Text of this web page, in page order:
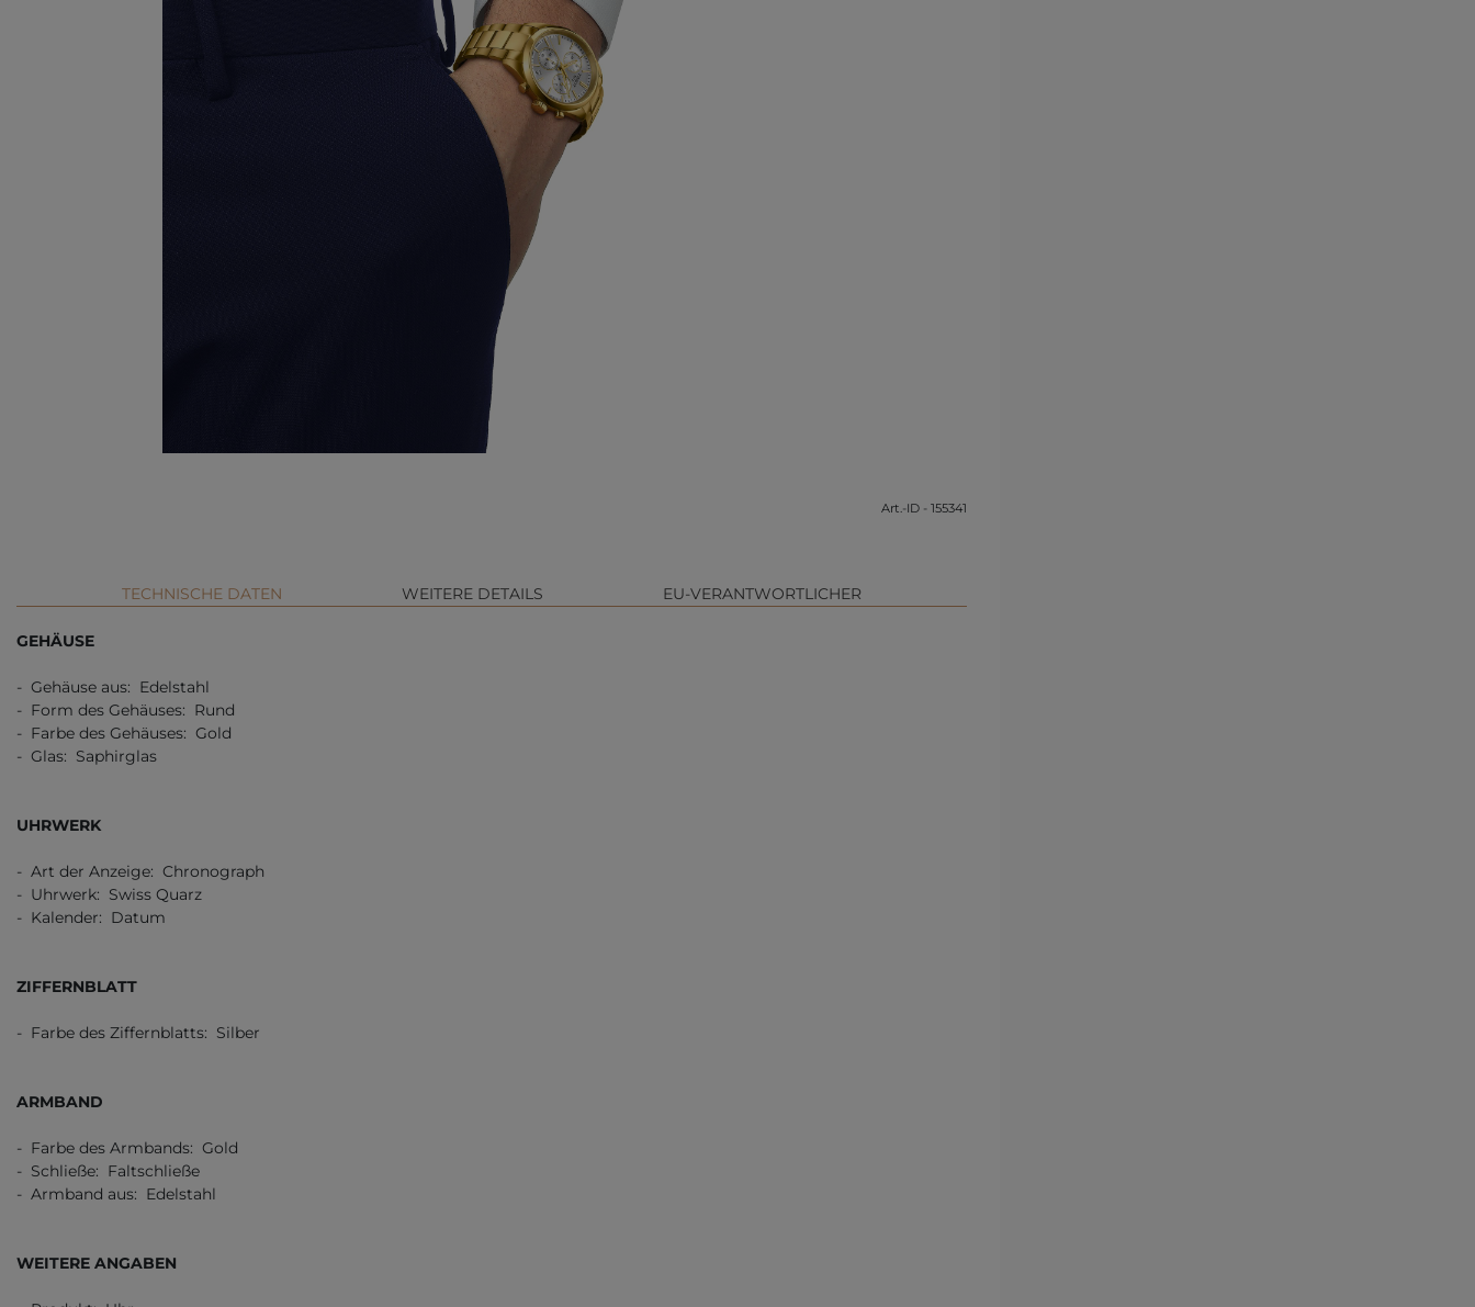
Art.-ID - 155341
TECHNISCHE DATEN WEITERE DETAILS EU-VERANTWORTLICHER
GEHÄUSE
- Gehäuse aus: Edelstahl
- Form des Gehäuses: Rund
- Farbe des Gehäuses: Gold
- Glas: Saphirglas
UHRWERK
- Art der Anzeige: Chronograph
- Uhrwerk: Swiss Quarz
- Kalender: Datum
ZIFFERNBLATT
- Farbe des Ziffernblatts: Silber
ARMBAND
- Farbe des Armbands: Gold
- Schließe: Faltschließe
- Armband aus: Edelstahl
WEITERE ANGABEN